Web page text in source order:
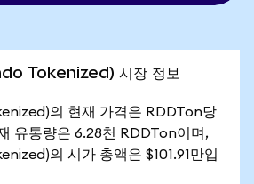
Tokenized) 시장 정보
의 현재 가격은 RDDTon당
유통량은 6.28천 RDDTon이며,
의 시가 총액은 $101.91만입